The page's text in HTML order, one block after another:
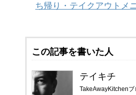
ち帰り・テイクアウトメ
この記事を書いた人
テイキチ
TakeAwayKitchen